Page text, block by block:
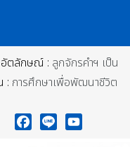
อัตลักษณ์ : ลูกจักรคำฯ เป็น
: การศึกษาเพื่อพัฒนาชีวิต